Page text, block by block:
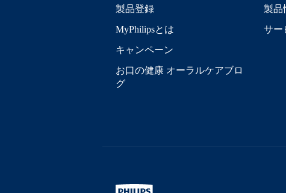
製品登録
MyPhilipsとは
キャンペーン
お口の健康 オーラルケアブロ
グ
製品
サー